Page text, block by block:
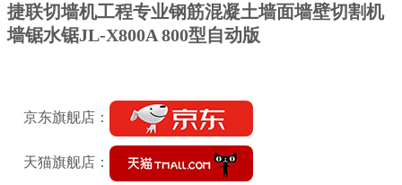
捷联切墙机工程专业钢筋混凝土墙面墙壁切割机
墙锯水锯JL-X800A 800型自动版
京东旗舰店：
天猫旗舰店：